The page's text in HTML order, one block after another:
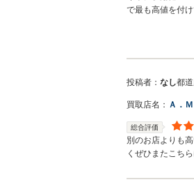
で最も高値を付
値と下取の差額
投稿者： なし都道
買取店名： Ａ．
総合評価
別のお店よりも
くぜひまたこち